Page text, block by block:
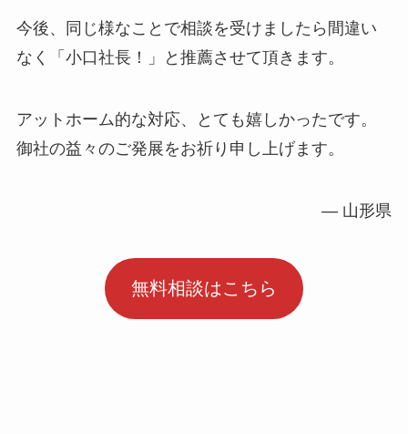
今後、同じ様なことで相談を受けましたら間違い
なく「小口社長！」と推薦させて頂きます。
アットホーム的な対応、とても嬉しかったです。
御社の益々のご発展をお祈り申し上げます。
― 山形県
無料相談はこちら